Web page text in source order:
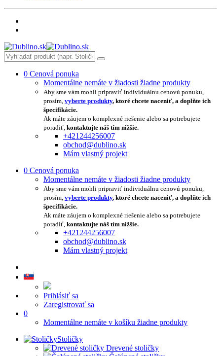
0 Cenová ponuka
Momentálne nemáte v žiadosti žiadne produkty
Aby sme vám mohli pripraviť individuálnu cenovú ponuku,
prosím, vyberte produkty, ktoré chcete naceniť, a doplňte ich
špecifikácie.
Ak máte záujem o komplexné riešenie alebo sa potrebujete
poradiť, kontaktujte náš tím nižšie.
+421244256007
obchod@dublino.sk
Mám vlastný projekt
0 Cenová ponuka
Momentálne nemáte v žiadosti žiadne produkty
Aby sme vám mohli pripraviť individuálnu cenovú ponuku,
prosím, vyberte produkty, ktoré chcete naceniť, a doplňte ich
špecifikácie.
Ak máte záujem o komplexné riešenie alebo sa potrebujete
poradiť, kontaktujte náš tím nižšie.
+421244256007
obchod@dublino.sk
Mám vlastný projekt
Prihlásiť sa
Zaregistrovať sa
0
Momentálne nemáte v košíku žiadne produkty
Stoličky
Drevené stoličky